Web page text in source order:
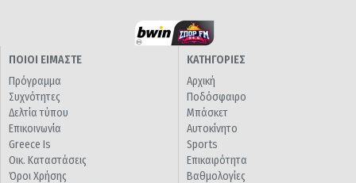
ΠΟΙΟΙ ΕΙΜΑΣΤΕ
Πρόγραμμα
Συχνότητες
Δελτία τύπου
Επικοινωνία
Greece Is
Οικ. Καταστάσεις
Όροι Χρήσης
ΚΑΤΗΓΟΡΙΕΣ
Αρχική
Ποδόσφαιρο
Μπάσκετ
Αυτοκίνητο
Sports
Επικαιρότητα
Βαθμολογίες